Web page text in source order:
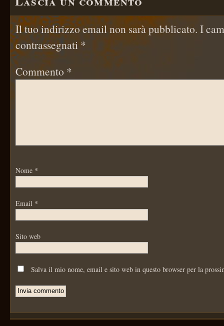
Il tuo indirizzo email non sarà pubblicato. I
contrassegnati *
Commento *
Nome *
Email *
Sito web
Salva il mio nome, email e sito web in questo browser per la